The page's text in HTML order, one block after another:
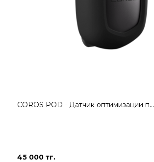
COROS POD - Датчик оптимизации п...
45 000 тг.